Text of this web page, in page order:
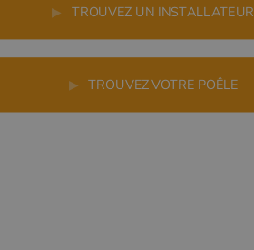
▶ TROUVEZ UN INSTALLATEUR
▶ TROUVEZ VOTRE POÊLE